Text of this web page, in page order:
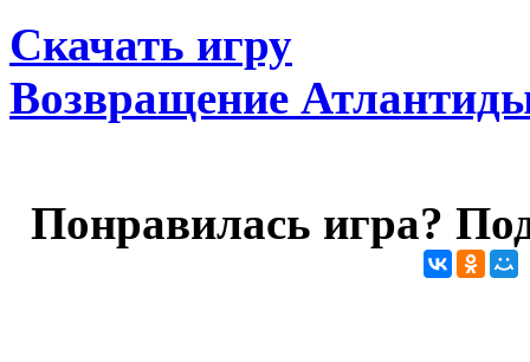
Скачать игру
Возвращение
Понравилась игра?